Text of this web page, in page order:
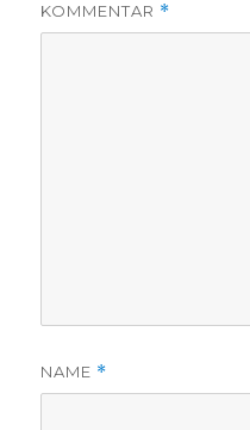
KOMMENTAR *
NAME *